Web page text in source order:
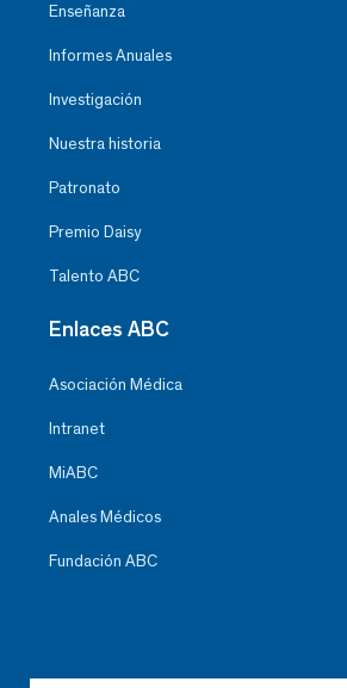
Enseñanza
Informes Anuales
Investigación
Nuestra historia
Patronato
Premio Daisy
Talento ABC
Enlaces ABC
Asociación Médica
Intranet
MiABC
Anales Médicos
Fundación ABC